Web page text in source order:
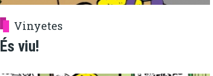
Vinyetes
És viu!